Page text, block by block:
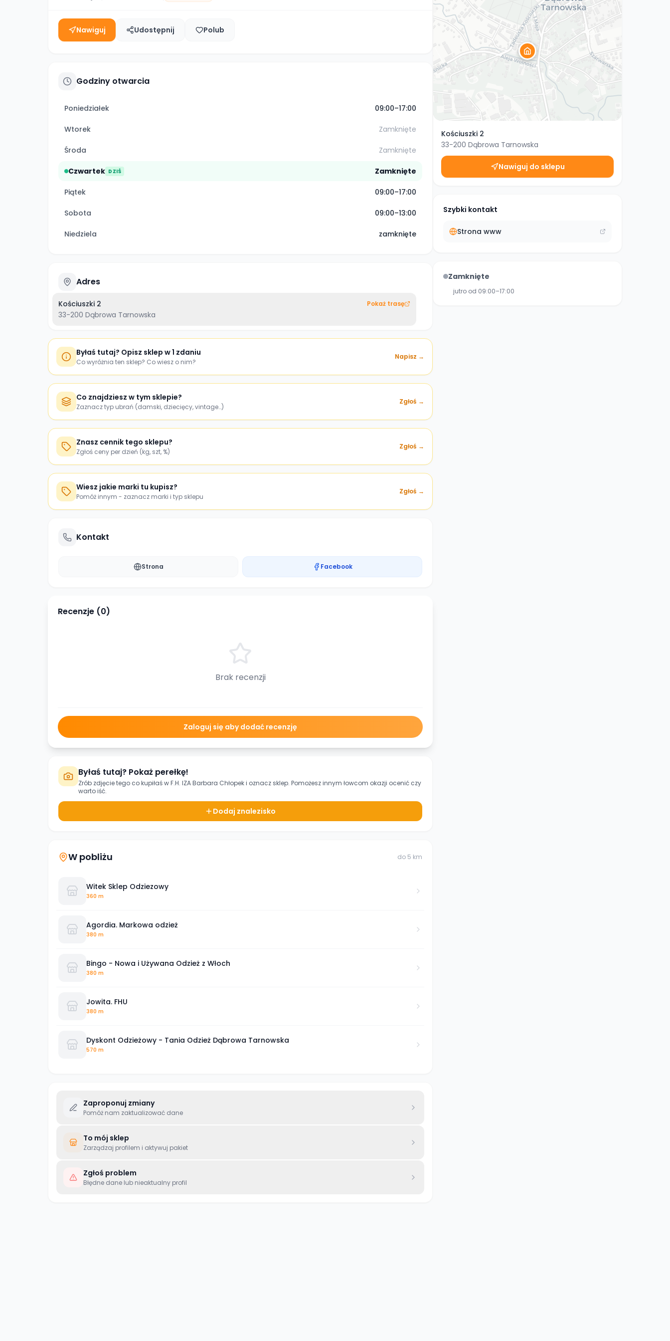
Nawiguj Udostępnij Polub
Godziny otwarcia
Poniedziałek 09:00–17:00
Wtorek Zamknięte
Środa Zamknięte
Czwartek DZIŚ Zamknięte
Piątek 09:00–17:00
Sobota 09:00–13:00
Niedziela zamknięte
Adres
Kościuszki 2
33-200 Dąbrowa Tarnowska
Pokaż trasę
Byłaś tutaj? Opisz sklep w 1 zdaniu
Co wyróżnia ten sklep? Co wiesz o nim?
Napisz →
Co znajdziesz w tym sklepie?
Zaznacz typ ubrań (damski, dziecięcy, vintage…)
Zgłoś →
Znasz cennik tego sklepu?
Zgłoś ceny per dzień (kg, szt, %)
Zgłoś →
Wiesz jakie marki tu kupisz?
Pomóż innym - zaznacz marki i typ sklepu
Zgłoś →
Kontakt
Strona Facebook
Recenzje (0)
Brak recenzji
Zaloguj się aby dodać recenzję
Byłaś tutaj? Pokaż perełkę!
Zrób zdjęcie tego co kupiłaś wF.H. IZA Barbara Chłopeki oznacz sklep. Pomożesz innym łowcom okazji ocenić czy
warto iść.
Dodaj znalezisko
W pobliżu do 5 km
Witek Sklep Odziezowy
360 m
Agordia. Markowa odzież
380 m
Bingo - Nowa i Używana Odzież z Włoch
380 m
Jowita. FHU
380 m
Dyskont Odzieżowy - Tania Odzież Dąbrowa Tarnowska
570 m
Zaproponuj zmiany
Pomóż nam zaktualizować dane
To mój sklep
Zarządzaj profilem i aktywuj pakiet
Zgłoś problem
Błędne dane lub nieaktualny profil
Kościuszki 2
33-200 Dąbrowa Tarnowska
Nawiguj do sklepu
Szybki kontakt
Strona www
Zamknięte
jutro od 09:00–17:00